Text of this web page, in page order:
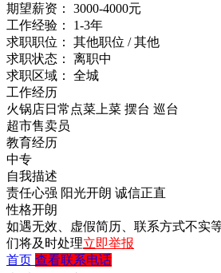
期望薪资：
3000-4000元
工作经验：
1-3年
求职职位：
其他职位 / 其他
求职状态：
离职中
求职区域：
全城
工作经历
火锅店日常点菜上菜 摆台 巡台
超市售卖员
教育经历
中专
自我描述
责任心强 阳光开朗 诚信正直
性格开朗
如遇无效、虚假简历、联系方式不实
们将及时处理立即举报
首页 查看联系电话